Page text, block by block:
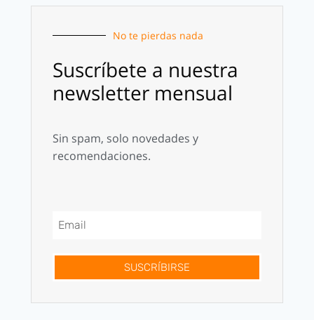
No te pierdas nada
Suscríbete a nuestra
newsletter mensual
Sin spam, solo novedades y
recomendaciones.
SUSCRÍBIRSE